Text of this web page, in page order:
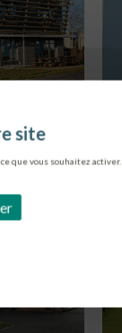
que vous souhaitez activer.